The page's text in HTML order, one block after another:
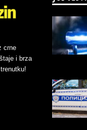
crne
i brza